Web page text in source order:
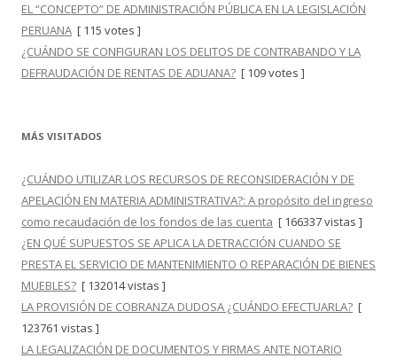
EL “CONCEPTO” DE ADMINISTRACIÓN PÚBLICA EN LA LEGISLACIÓN
PERUANA [ 115 votes ]
¿CUÁNDO SE CONFIGURAN LOS DELITOS DE CONTRABANDO Y LA
DEFRAUDACIÓN DE RENTAS DE ADUANA? [ 109 votes ]
MÁS VISITADOS
¿CUÁNDO UTILIZAR LOS RECURSOS DE RECONSIDERACIÓN Y DE
APELACIÓN EN MATERIA ADMINISTRATIVA?: A propósito del ingreso
como recaudación de los fondos de las cuenta [ 166337 vistas ]
¿EN QUÉ SUPUESTOS SE APLICA LA DETRACCIÓN CUANDO SE
PRESTA EL SERVICIO DE MANTENIMIENTO O REPARACIÓN DE BIENES
MUEBLES? [ 132014 vistas ]
LA PROVISIÓN DE COBRANZA DUDOSA ¿CUÁNDO EFECTUARLA? [
123761 vistas ]
LA LEGALIZACIÓN DE DOCUMENTOS Y FIRMAS ANTE NOTARIO